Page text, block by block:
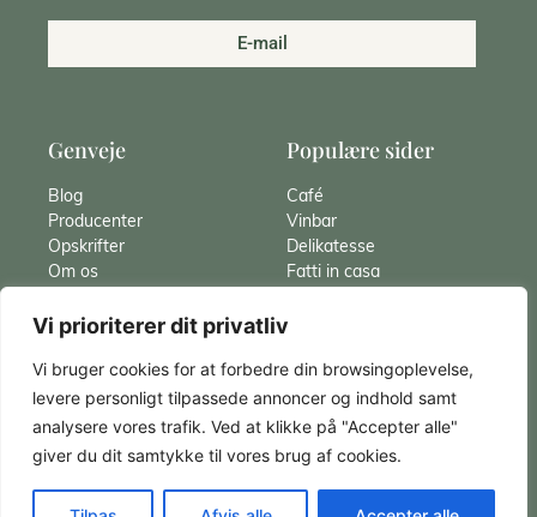
Vi prioriterer dit privatliv
Vi bruger cookies for at forbedre din browsingoplevelse,
levere personligt tilpassede annoncer og indhold samt
analysere vores trafik. Ved at klikke på "Accepter alle"
giver du dit samtykke til vores brug af cookies.
E-mail
Genveje
Blog
Producenter
Opskrifter
Om os
Pasta
Kontakt
Populære sider
Café
Vinbar
Delikatesse
Fatti in casa
Italiensk vin
Panettone
Supermarco | CVR: 29135002